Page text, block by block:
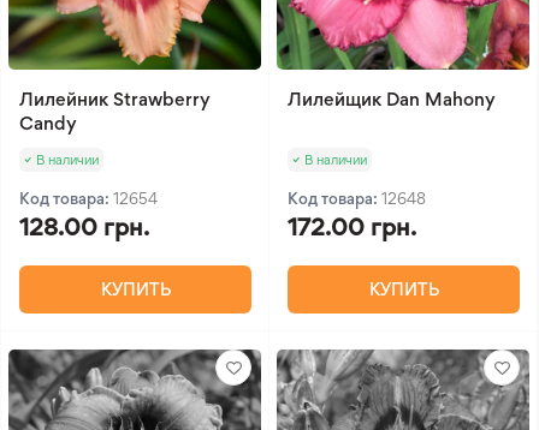
Лилейник Strawberry
Candy
В наличии
Код товара: 12654
128.00 грн.
КУПИТЬ
Лилейщик Dan Mahony
В наличии
Код товара: 12648
172.00 грн.
КУПИТЬ